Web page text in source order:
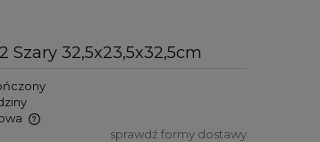
32,5x23,5x32,5cm
sprawdź formy dostawy